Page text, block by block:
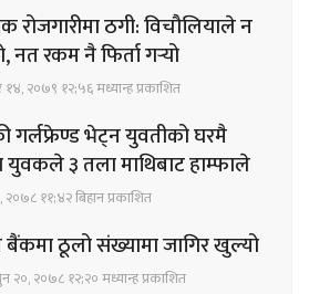
रोजगारीमा ठगी: विचौलियाले न
नत रकम नै फिर्ता गर्‍यो
२०७९ १२;५६ मध्यान्ह प्रकाशित
गर्लफ्रेण्ड भेट्न युवतीको घरमै
३ तला माथिबाट हाम्फाले
२०७८ ११;४२ बिहान प्रकाशित
ठूलो संख्यामा जागिर खुल्यो
२०, २०७८ १२;२० मध्यान्ह प्रकाशित